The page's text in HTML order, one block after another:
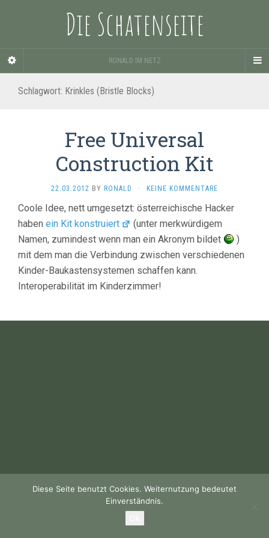
Die Schatenseite
RONALD IM NETZ
Schlagwort: Krinkles (Bristle Blocks)
Free Universal
Construction Kit
22.03.2012 BY RONALD · KEINE KOMMENTARE
Coole Idee, nett umgesetzt: österreichische Hacker
haben ein Kit konstruiert
(unter merkwürdigem
Namen, zumindest wenn man ein Akronym bildet
)
mit dem man die Verbindung zwischen verschiedenen
Kinder-Baukastensystemen schaffen kann.
Interoperabilität im Kinderzimmer!
Diese Seite benutzt Cookies. Weiternutzung bedeutet
Einverständnis.